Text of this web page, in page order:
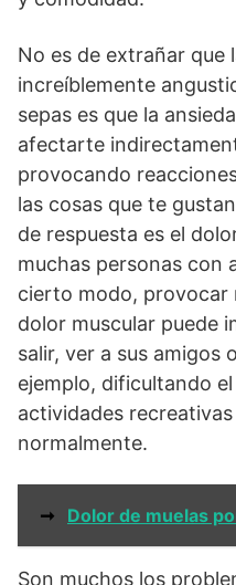
No es de extrañar que
increíblemente
sepas es que la
afectarte
provocando
las cosas que te
de respuesta es el
muchas personas con
cierto modo, provocar
dolor muscular puede
salir, ver a sus amigos
ejemplo, dificultando
actividades
normalmente.
➞ Dolor de muelas
Son muchos los